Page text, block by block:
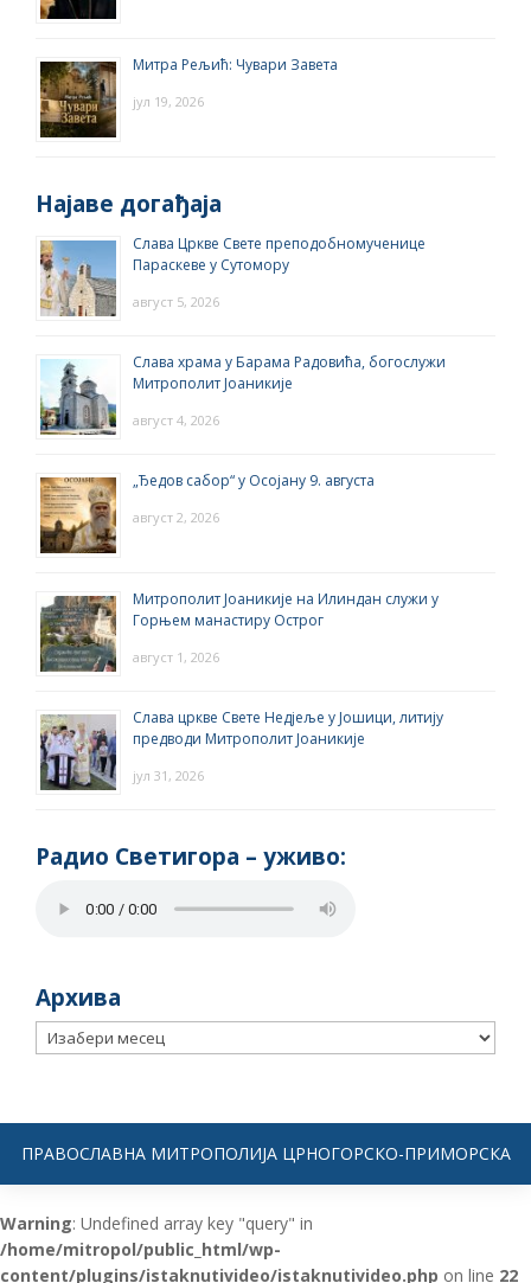
Митра Рељић: Чувари Завета
јул 19, 2026
Најаве догађаја
Слава Цркве Свете преподобномученице
Параскеве у Сутомору
август 5, 2026
Слава храма у Барама Радовића, богослужи
Митрополит Јоаникије
август 4, 2026
„Ђедов сабор“ у Осојану 9. августа
август 2, 2026
Митрополит Јоаникије на Илиндан служи у
Горњем манастиру Острог
август 1, 2026
Слава цркве Свете Недјеље у Јошици, литију
предводи Митрополит Јоаникије
јул 31, 2026
Радио Светигора – yживо:
Архива
Архива
ПРАВОСЛАВНА МИТРОПОЛИЈА ЦРНОГОРСКО-ПРИМОРСКА
Warning: Undefined array key "query" in
/home/mitropol/public_html/wp-
content/plugins/istaknutivideo/istaknutivideo.php on line 22